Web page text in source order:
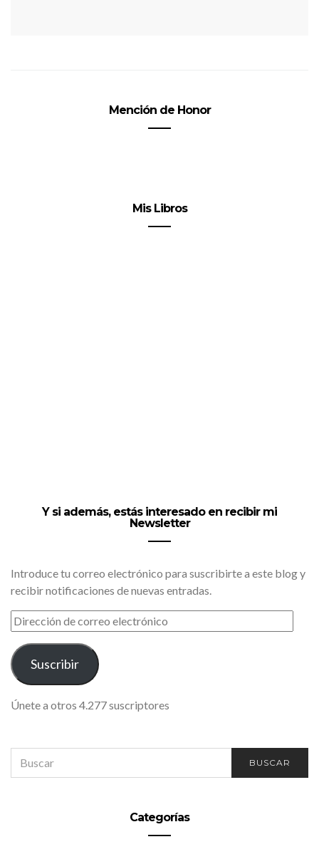
Mención de Honor
Mis Libros
Y si además, estás interesado en recibir mi
Newsletter
Introduce tu correo electrónico para suscribirte a este blog y
recibir notificaciones de nuevas entradas.
DIRECCIÓN
DE
CORREO
ELECTRÓNICO
Suscribir
Únete a otros 4.277 suscriptores
FOR:
BUSCAR
Categorías